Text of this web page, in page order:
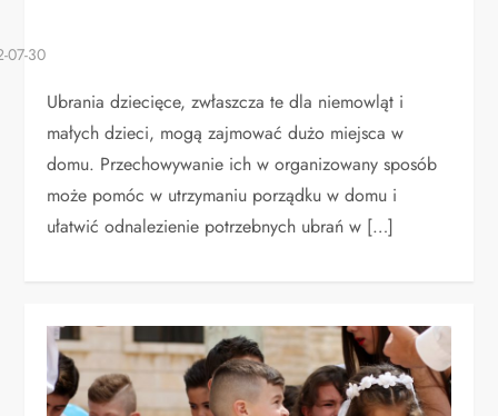
Ubrania dziecięce, zwłaszcza te dla niemowląt i
małych dzieci, mogą zajmować dużo miejsca w
domu. Przechowywanie ich w organizowany sposób
może pomóc w utrzymaniu porządku w domu i
ułatwić odnalezienie potrzebnych ubrań w […]